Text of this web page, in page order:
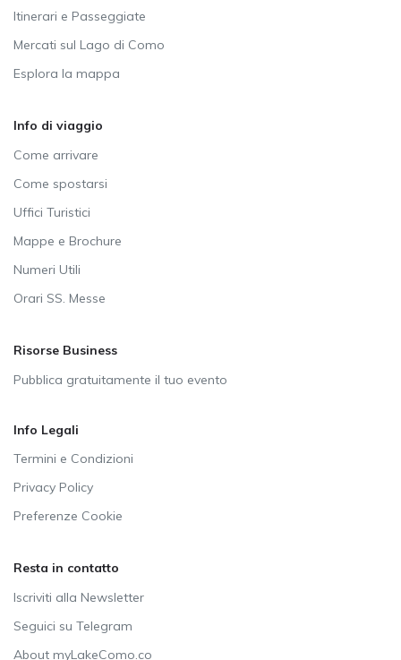
Itinerari e Passeggiate
Mercati sul Lago di Como
Esplora la mappa
Info di viaggio
Come arrivare
Come spostarsi
Uffici Turistici
Mappe e Brochure
Numeri Utili
Orari SS. Messe
Risorse Business
Pubblica gratuitamente il tuo evento
Info Legali
Termini e Condizioni
Privacy Policy
Preferenze Cookie
Resta in contatto
Iscriviti alla Newsletter
Seguici su Telegram
About myLakeComo.co